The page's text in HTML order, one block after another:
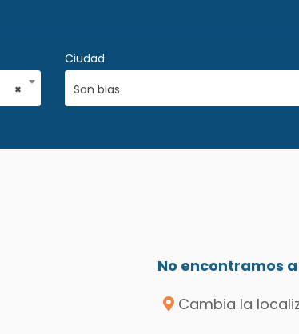
×
Ciudad
San blas
No encontramos
Cambia la